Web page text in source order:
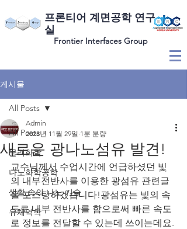
​프론티어 계면공학 연구
실
Frontier Interfaces Group
게시물
All Posts
물리화학
나노화학공학
생활 속의 나노 기술
유체역학
All Posts
새로운 광나노섬유 발견!
Admin
2023년 11월 29일 1분 분량
교수님께서 수업시간에 언급하셨던 빛
의 내부전반사를 이용한 광섬유 관련글
을 포스팅하겠습니다!광섬유는 빛의 속
도로 내부 전반사를 함으로써 빠른 속도
로 정보를 전달할 수 있는데 쓰이는데요.